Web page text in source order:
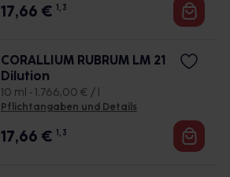
17,66 € 1, 3
CORALLIUM RUBRUM LM 21
Dilution
10 ml • 1.766,00 € / l
Pflichtangaben und Details
17,66 € 1, 3